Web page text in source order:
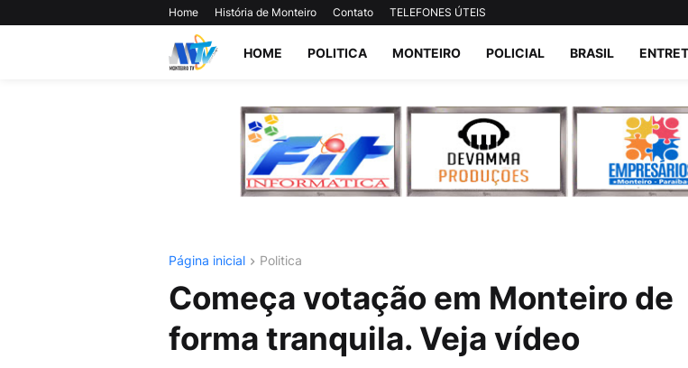
Home História de Monteiro Contato TELEFONES ÚTEIS
HOME POLITICA MONTEIRO POLICIAL BRASIL
Página inicial Politica
Começa votação em Monteiro de
forma tranquila. Veja vídeo